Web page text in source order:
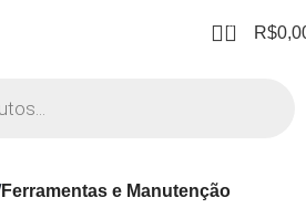
0 R$
Ferramentas e Manutenção